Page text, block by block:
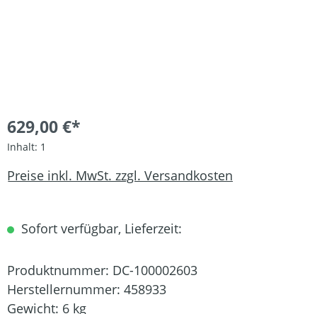
629,00 €*
Inhalt: 1
Preise inkl. MwSt. zzgl. Versandkosten
Sofort verfügbar, Lieferzeit:
Produktnummer: DC-100002603
Herstellernummer: 458933
Gewicht: 6 kg